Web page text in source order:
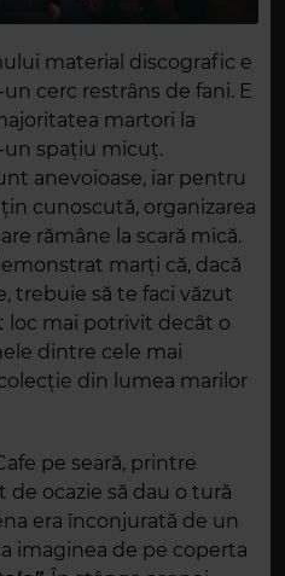
material discografic e
cerc restrâns de fani. E
martori la
un spațiu micuț.
anevoioase, iar pentru
cunoscută, organizarea
rămâne la scară mică.
marți că, dacă
trebuie să te faci văzut
loc mai potrivit decât o
dintre cele mai
din lumea marilor
pe seară, printre
de ocazie să dau o tură
era înconjurată de un
imaginea de pe coperta